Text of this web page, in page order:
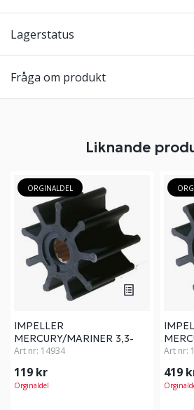
Lagerstatus
Fråga om produkt
Liknande
ORGINALDEL
IMPELLER
MERCURY/MARINER 3,3-
6HK
Art nr: 14934
119 kr
Orginaldel
40-
Art nr:
419